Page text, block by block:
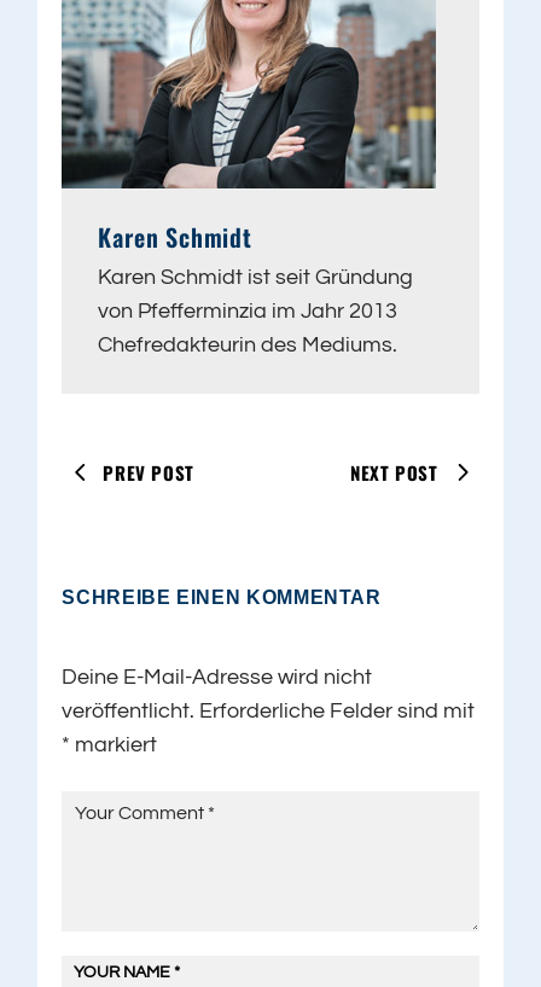
Karen Schmidt
Karen Schmidt ist seit Gründung
von Pfefferminzia im Jahr 2013
Chefredakteurin des Mediums.
PREV POST NEXT POST
SCHREIBE EINEN KOMMENTAR
Deine E-Mail-Adresse wird nicht
veröffentlicht. Erforderliche Felder sind mit
* markiert